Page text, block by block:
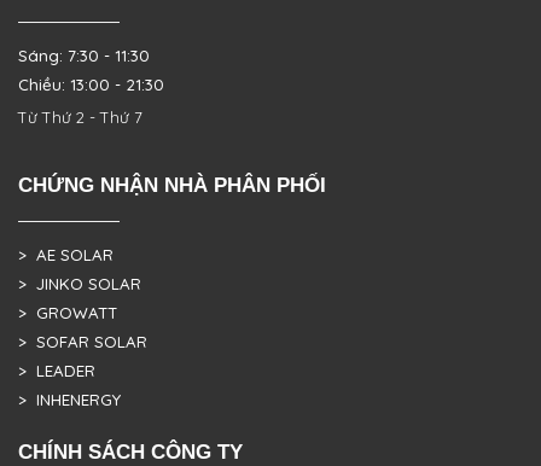
Sáng: 7:30 - 11:30
Chiều: 13:00 - 21:30
Từ Thứ 2 - Thứ 7
CHỨNG NHẬN NHÀ PHÂN PHỐI
> AE SOLAR
> JINKO SOLAR
> GROWATT
> SOFAR SOLAR
> LEADER
> INHENERGY
CHÍNH SÁCH CÔNG TY